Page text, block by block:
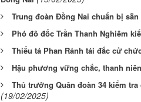
Trung đoàn Đồng Nai chuẩn bị
Phó đô đốc Trần Thanh Nghiêm
Thiếu tá Phan Rảnh tái đắc cử
Hậu phương vững chắc, thanh
Thủ trưởng Quân đoàn 34 kiểm
(19/02/2025)